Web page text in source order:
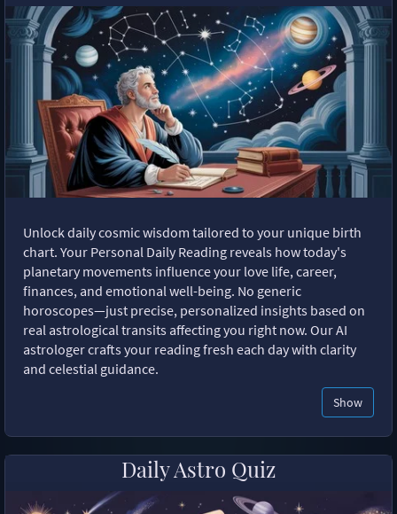
Unlock daily cosmic wisdom tailored to your unique birth
chart. Your Personal Daily Reading reveals how today's
planetary movements influence your love life, career,
finances, and emotional well-being. No generic
horoscopes—just precise, personalized insights based on
real astrological transits affecting you right now. Our AI
astrologer crafts your reading fresh each day with clarity
and celestial guidance.
Show
Daily Astro Quiz